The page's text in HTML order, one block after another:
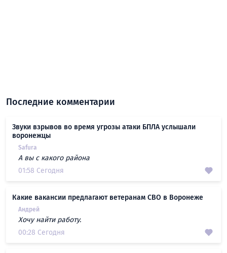
Последние комментарии
Звуки взрывов во время угрозы атаки БПЛА услышали
воронежцы
Safura
А вы с какого района
01:58 Сегодня
Какие вакансии предлагают ветеранам СВО в Воронеже
Андрей
Хочу найти работу.
00:28 Сегодня